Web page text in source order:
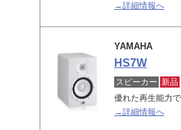
→詳細情報へ
YAMAHA
HS7W
スピーカー 新品
優れた再生能力
→詳細情報へ